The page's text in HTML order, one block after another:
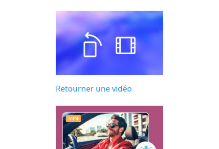
Retourner une vidéo